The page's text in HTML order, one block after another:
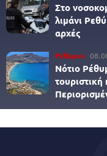
Στο
λιμάνι
αρχές
Ρέθυμνο
Νότιο